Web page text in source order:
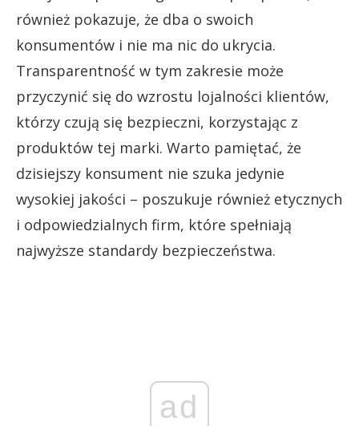
również pokazuje, że dba o swoich
konsumentów i nie ma nic do ukrycia.
Transparentność w tym zakresie może
przyczynić się do wzrostu lojalności klientów,
którzy czują się bezpieczni, korzystając z
produktów tej marki. Warto pamiętać, że
dzisiejszy konsument nie szuka jedynie
wysokiej jakości – poszukuje również etycznych
i odpowiedzialnych firm, które spełniają
najwyższe standardy bezpieczeństwa.
ad